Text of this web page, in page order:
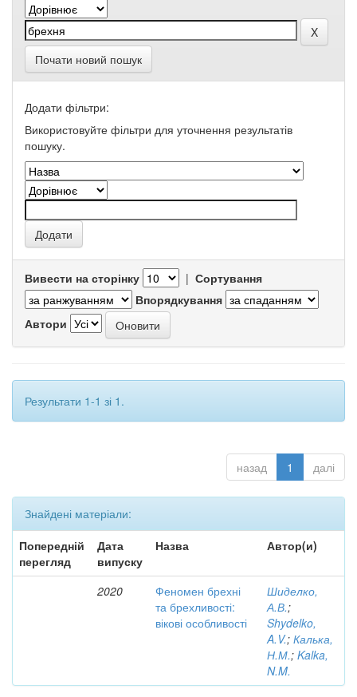
Почати новий пошук
Додати фільтри:
Використовуйте фільтри для уточнення результатів
пошуку.
Вивести на сторінку | Сортування
Впорядкування
Автори
Результати 1-1 зі 1.
назад 1 далі
Знайдені матеріали:
Попередній
перегляд
Дата
випуску
Назва Автор(и)
2020
Феномен брехні
та брехливості:
вікові особливості
Шиделко,
А.В.;
Shydelko,
A.V.; Калька,
Н.М.; Kalka,
N.M.